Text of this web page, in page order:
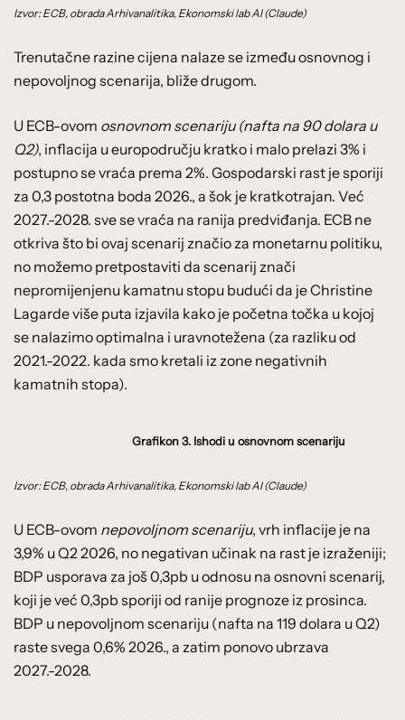
Izvor: ECB, obrada Arhivanalitika, Ekonomski lab AI (Claude)
Trenutačne razine cijena nalaze se između osnovnog i
nepovoljnog scenarija, bliže drugom.
U ECB-ovom osnovnom scenariju (nafta na 90 dolara u
Q2), inflacija u europodručju kratko i malo prelazi 3% i
postupno se vraća prema 2%. Gospodarski rast je sporiji
za 0,3 postotna boda 2026., a šok je kratkotrajan. Već
2027.-2028. sve se vraća na ranija predviđanja. ECB ne
otkriva što bi ovaj scenarij značio za monetarnu politiku,
no možemo pretpostaviti da scenarij znači
nepromijenjenu kamatnu stopu budući da je Christine
Lagarde više puta izjavila kako je početna točka u kojoj
se nalazimo optimalna i uravnotežena (za razliku od
2021.-2022. kada smo kretali iz zone negativnih
kamatnih stopa).
Grafikon 3. Ishodi u osnovnom scenariju
Izvor: ECB, obrada Arhivanalitika, Ekonomski lab AI (Claude)
U ECB-ovom nepovoljnom scenariju, vrh inflacije je na
3,9% u Q2 2026, no negativan učinak na rast je izraženiji;
BDP usporava za još 0,3pb u odnosu na osnovni scenarij,
koji je već 0,3pb sporiji od ranije prognoze iz prosinca.
BDP u nepovoljnom scenariju (nafta na 119 dolara u Q2)
raste svega 0,6% 2026., a zatim ponovo ubrzava
2027.-2028.